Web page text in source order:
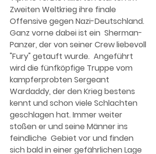
Zweiten Weltkrieg ihre finale
Offensive gegen Nazi-Deutschland.
Ganz vorne dabei ist ein  Sherman-
Panzer, der von seiner Crew liebevoll
"Fury" getauft wurde.  Angeführt
wird die fünfköpfige Truppe vom
kampferprobten Sergeant
Wardaddy, der den Krieg bestens
kennt und schon viele Schlachten
geschlagen hat. Immer weiter
stoßen er und seine Männer ins
feindliche  Gebiet vor und finden
sich bald in einer gefährlichen Lage